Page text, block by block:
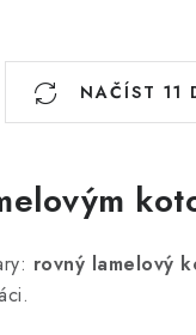
NAČÍST 11
rovný lamelový